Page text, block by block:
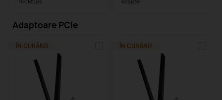
150Mbps
Adapter
Adaptoare PCIe
ÎN CURÂND ÎN CURÂND